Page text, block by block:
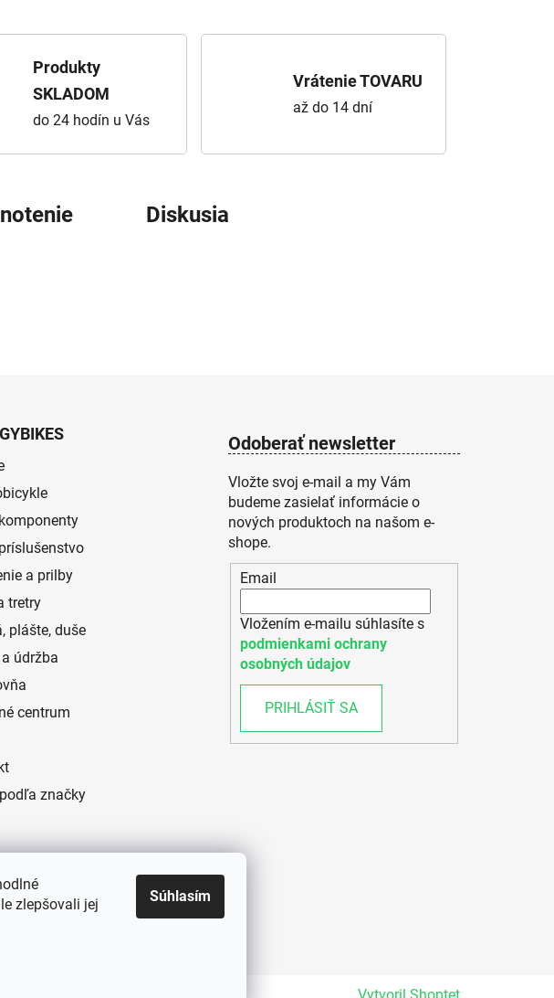
zlepšovali jej
Súhlasím
Produkty
SKLADOM
do 24 hodín u Vás
Vrátenie TOVARU
až do 14 dní
Diskusia
a prilby
tretry
plášte, duše
údržba
centrum
značky
Odoberať newsletter
Vložte svoj e-mail a my Vám
budeme zasielať informácie o
nových produktoch na našom e-
shope.
Email
Vložením e-mailu súhlasíte s
podmienkami ochrany
osobných údajov
PRIHLÁSIŤ SA